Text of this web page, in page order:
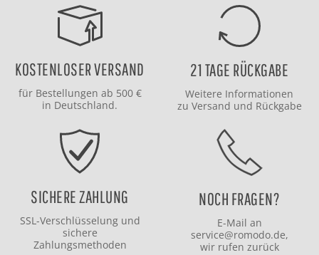
KOSTENLOSER VERSAND
für Bestellungen ab 500 €
in Deutschland.
21 TAGE RÜCKGABE
Weitere Informationen
zu Versand und Rückgabe
SICHERE ZAHLUNG
SSL-Verschlüsselung und
sichere
Zahlungsmethoden
NOCH FRAGEN?
E-Mail an
service@romodo.de,
wir rufen zurück